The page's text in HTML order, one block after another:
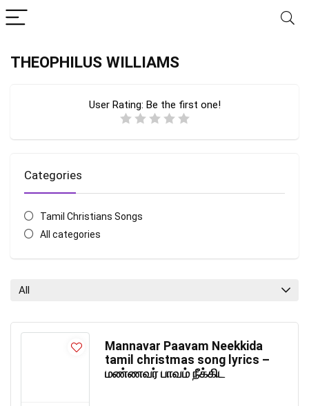
THEOPHILUS WILLIAMS
User Rating: Be the first one!
Categories
Tamil Christians Songs
All categories
All
Mannavar Paavam Neekkida
tamil christmas song lyrics –
மண்ணவர் பாவம் நீக்கிட